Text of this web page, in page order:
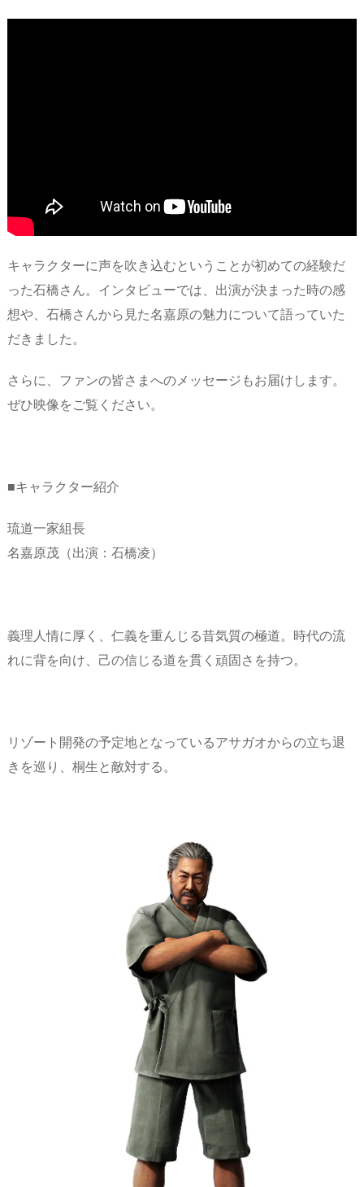
キャラクターに声を吹き込むということが初めての経験だ
った石橋さん。インタビューでは、出演が決まった時の感
想や、石橋さんから見た名嘉原の魅力について語っていた
だきました。
さらに、ファンの皆さまへのメッセージもお届けします。
ぜひ映像をご覧ください。
■キャラクター紹介
琉道一家組長
名嘉原茂（出演：石橋凌）
義理人情に厚く、仁義を重んじる昔気質の極道。時代の流
れに背を向け、己の信じる道を貫く頑固さを持つ。
リゾート開発の予定地となっているアサガオからの立ち退
きを巡り、桐生と敵対する。